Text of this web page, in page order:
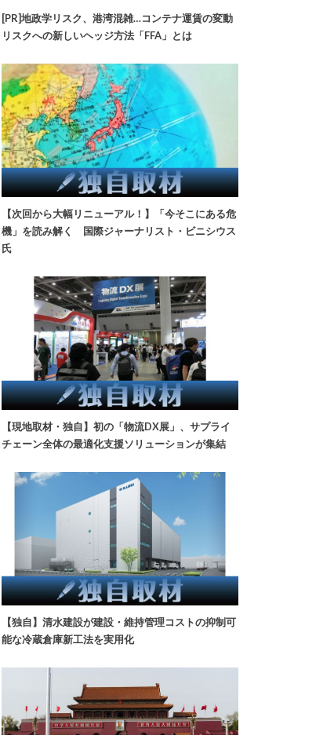
[PR]地政学リスク、港湾混雑…コンテナ運賃の変動
リスクへの新しいヘッジ方法「FFA」とは
【次回から大幅リニューアル！】「今そこにある危
機」を読み解く 国際ジャーナリスト・ビニシウス
氏
【現地取材・独自】初の「物流DX展」、サプライ
チェーン全体の最適化支援ソリューションが集結
【独自】清水建設が建設・維持管理コストの抑制可
能な冷蔵倉庫新工法を実用化